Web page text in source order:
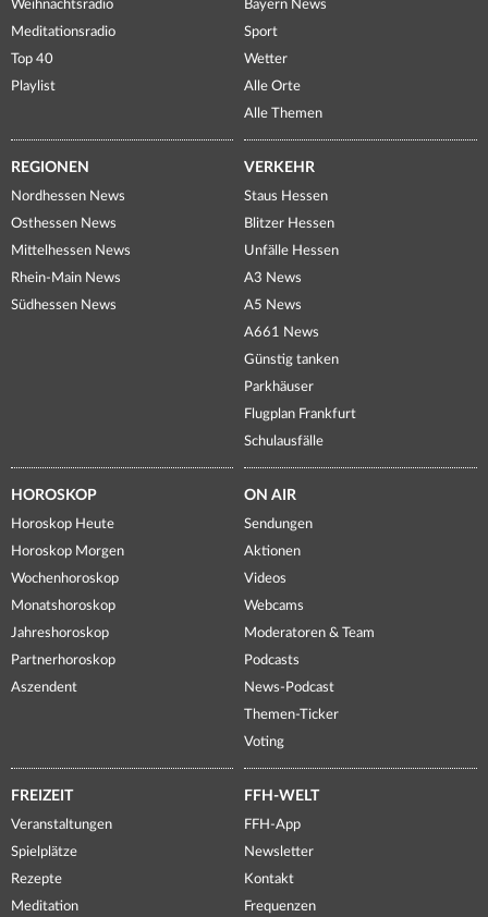
Weihnachtsradio
Meditationsradio
Top 40
Playlist
Bayern News
Sport
Wetter
Alle Orte
Alle Themen
REGIONEN
Nordhessen News
Osthessen News
Mittelhessen News
Rhein-Main News
Südhessen News
VERKEHR
Staus Hessen
Blitzer Hessen
Unfälle Hessen
A3 News
A5 News
A661 News
Günstig tanken
Parkhäuser
Flugplan Frankfurt
Schulausfälle
HOROSKOP
Horoskop Heute
Horoskop Morgen
Wochenhoroskop
Monatshoroskop
Jahreshoroskop
Partnerhoroskop
Aszendent
ON AIR
Sendungen
Aktionen
Videos
Webcams
Moderatoren & Team
Podcasts
News-Podcast
Themen-Ticker
Voting
FREIZEIT
Veranstaltungen
Spielplätze
Rezepte
Meditation
FFH-WELT
FFH-App
Newsletter
Kontakt
Frequenzen